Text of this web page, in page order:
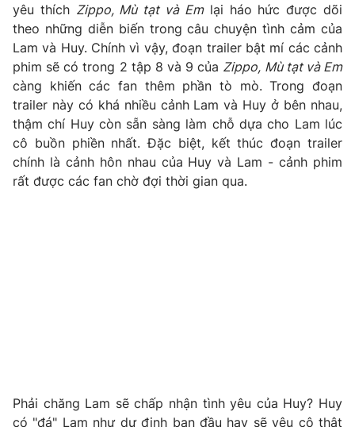
Sản phẩm
Thị trường
Tư vấn
Lịch phát sóng
Chuyên mục khác
Emagazine Podcast
Photo Infographic
VTV4 Vươn mình bằng AI
yêu thích Zippo, Mù tạt và Emlại háo hức được dõi
theo những diễn biến trong câu chuyện tình cảm của
Lam và Huy. Chính vì vậy, đoạn trailer bật mí các cảnh
phim sẽ có trong 2 tập 8 và 9 của Zippo, Mù tạt và Em
càng khiến các fan thêm phần tò mò. Trong đoạn
trailer này có khá nhiều cảnh Lam và Huy ở bên nhau,
thậm chí Huy còn sẵn sàng làm chỗ dựa cho Lam lúc
cô buồn phiền nhất. Đặc biệt, kết thúc đoạn trailer
chính là cảnh hôn nhau của Huy và Lam - cảnh phim
rất được các fan chờ đợi thời gian qua.
Phải chăng Lam sẽ chấp nhận tình yêu của Huy? Huy
có "đá" Lam như dự định ban đầu hay sẽ yêu cô thật